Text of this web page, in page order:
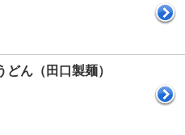
どん（田口製麺）